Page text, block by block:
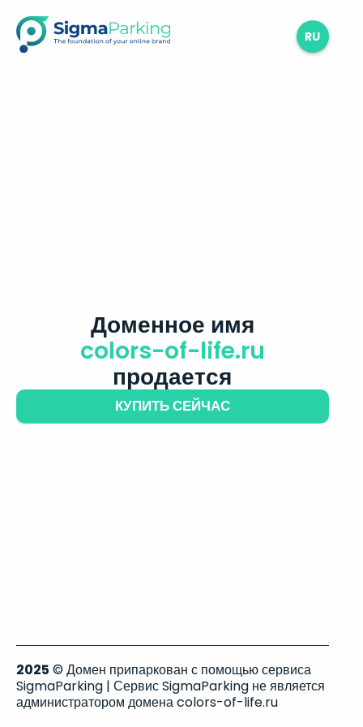
RU
Доменное имя
colors-of-life.ru
продается
КУПИТЬ СЕЙЧАС
2025 © Домен припаркован с помощью сервиса
SigmaParking | Сервис SigmaParking не является
администратором домена colors-of-life.ru